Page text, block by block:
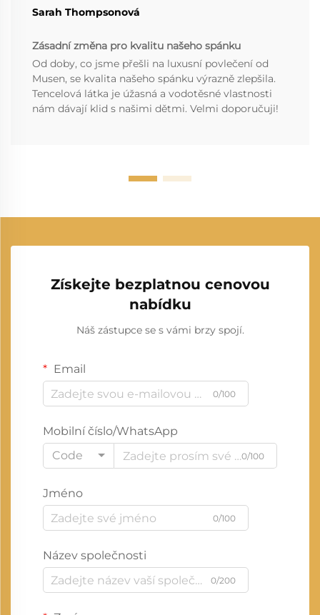
Sarah Thompsonová
Zásadní změna pro kvalitu našeho spánku
Od doby, co jsme přešli na luxusní povlečení od
Musen, se kvalita našeho spánku výrazně zlepšila.
Tencelová látka je úžasná a vodotěsné vlastnosti
nám dávají klid s našimi dětmi. Velmi doporučuji!
Získejte bezplatnou cenovou
nabídku
Náš zástupce se s vámi brzy spojí.
Email
0/100
Mobilní číslo/WhatsApp
Code
0/100
Jméno
0/100
Název společnosti
0/200